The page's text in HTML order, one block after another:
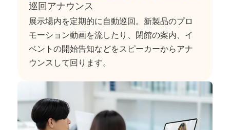
巡回アナウンス
展示場内を定期的に自動巡回。新製品のプロ
モーション動画を流したり、閉館の案内、イ
ベントの開始告知などをスピーカーからアナ
ウンスして回ります。